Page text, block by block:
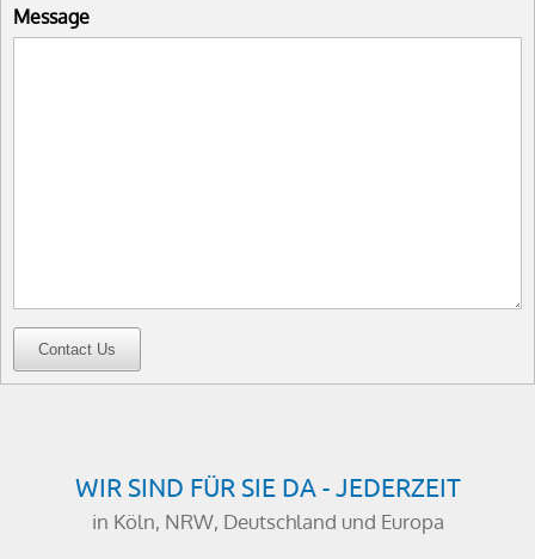
Message
Contact Us
WIR SIND FÜR SIE DA - JEDERZEIT
in Köln, NRW, Deutschland und Europa